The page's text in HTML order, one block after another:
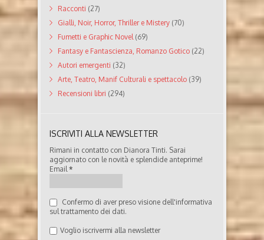
Racconti (27)
Gialli, Noir, Horror, Thriller e Mistery (70)
Fumetti e Graphic Novel(69)
Fantasy e Fantascienza, Romanzo Gotico (22)
Autori emergenti (32)
Arte, Teatro, Manif Culturali e spettacolo (39)
Recensioni libri (294)
ISCRIVITI ALLA NEWSLETTER
Rimani in contatto con Dianora Tinti. Sarai
aggiornato con le novità e splendide anteprime!
Email*
Confermo di aver preso visione dell'informativa
sul trattamento dei dati.
Voglio iscrivermi alla newsletter